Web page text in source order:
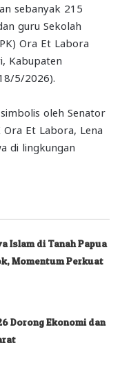
sebanyak 215
guru Sekolah
Ora Et Labora
Kabupaten
5/2026).
oleh Senator
Ora Et Labora, Lena
di lingkungan
Islam di Tanah Papua
Momentum Perkuat
Dorong Ekonomi dan